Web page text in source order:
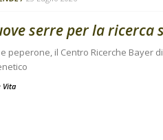
serre per la ricerca
peperone, il Centro Ricerche Bayer
Vita